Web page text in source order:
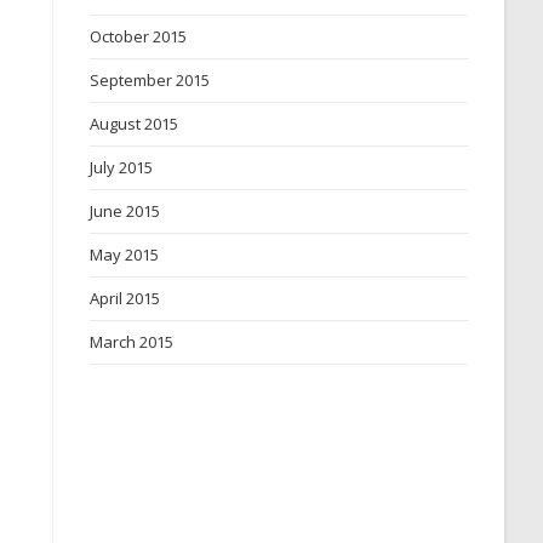
October 2015
September 2015
August 2015
July 2015
June 2015
May 2015
April 2015
March 2015